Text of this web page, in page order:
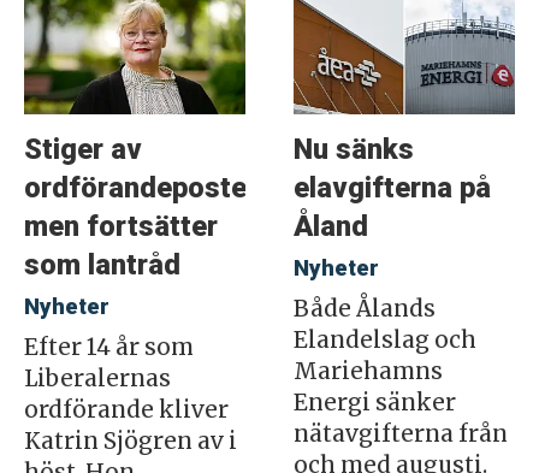
Stiger av
ordförandeposten
men fortsätter
som lantråd
Nyheter
Efter 14 år som
Liberalernas
ordförande kliver
Katrin Sjögren av i
Nu sänks
elavgifterna på
Åland
Nyheter
Både Ålands
Elandelslag och
Mariehamns
Energi sänker
nätavgifterna från
och med augusti.